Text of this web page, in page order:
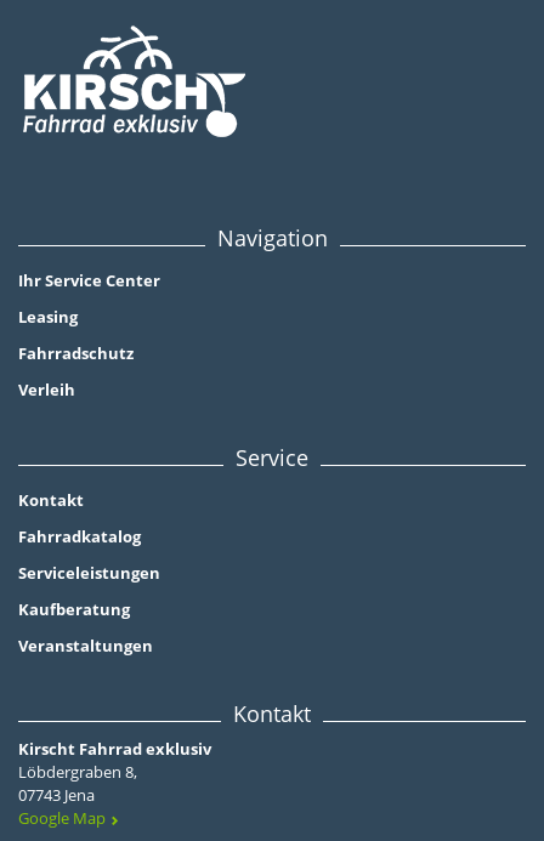
Navigation
Ihr Service Center
Leasing
Fahrradschutz
Verleih
Service
Kontakt
Fahrradkatalog
Serviceleistungen
Kaufberatung
Veranstaltungen
Kontakt
Kirscht Fahrrad exklusiv
Löbdergraben 8,
07743 Jena
Google Map